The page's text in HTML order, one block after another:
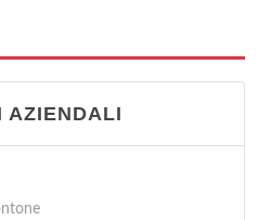
AZIENDALI